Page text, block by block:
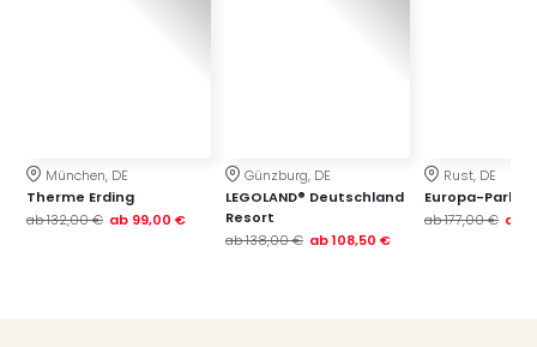
München, DE
Therme Erding
ab132,00 € ab 99,00 €
Günzburg, DE
LEGOLAND® Deutschland
Resort
ab138,00 € ab108,50 €
Rust, DE
Europa-Park
ab177,00 € ab